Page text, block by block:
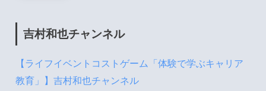
吉村和也チャンネル
【ライフイベントコストゲーム「体験で学ぶキャリア
教育」】吉村和也チャンネル